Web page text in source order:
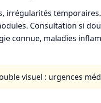
irrégularités temporaires.
Consultation si
connue, maladies
visuel : urgences